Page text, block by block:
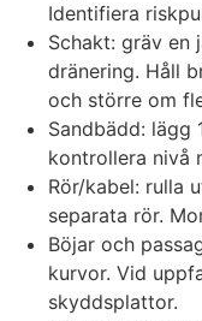
Identifiera
Schakt: gräv
dränering. Håll
och större om
Sandbädd: lägg
kontrollera nivå
Rör/kabel: rulla
separata rör.
Böjar och
kurvor. Vid
skyddsplattor.